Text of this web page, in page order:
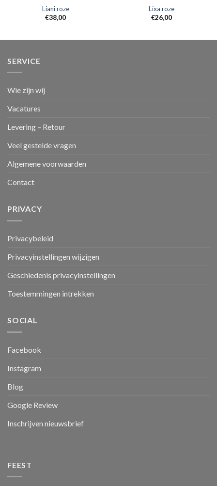
Liani roze
€38,00
Lixa roze
€26,00
SERVICE
Wie zijn wij
Vacatures
Levering – Retour
Veel gestelde vragen
Algemene voorwaarden
Contact
PRIVACY
Privacybeleid
Privacyinstellingen wijzigen
Geschiedenis privacyinstellingen
Toestemmingen intrekken
SOCIAL
Facebook
Instagram
Blog
Google Review
Inschrijven nieuwsbrief
FEEST